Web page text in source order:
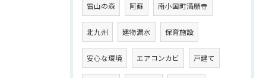
雷山の森 阿蘇 南小国町満願寺
北九州 建物漏水 保育施設
安心な環境 エアコンカビ 戸建て